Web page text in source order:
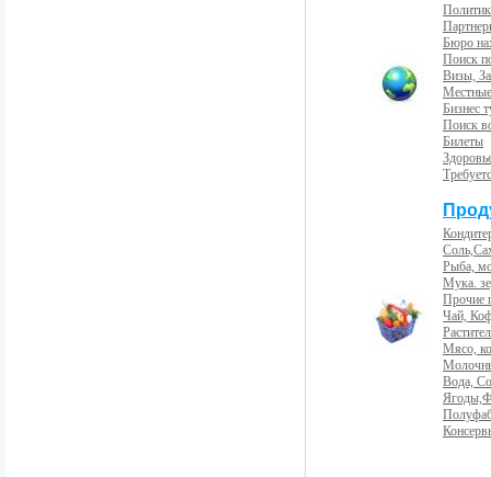
Бюро
Поиск
Визы,
Бизнес
Поиск
Билеты
Рыба,
Мука.
Прочие
Чай,
Мясо,
Вода,